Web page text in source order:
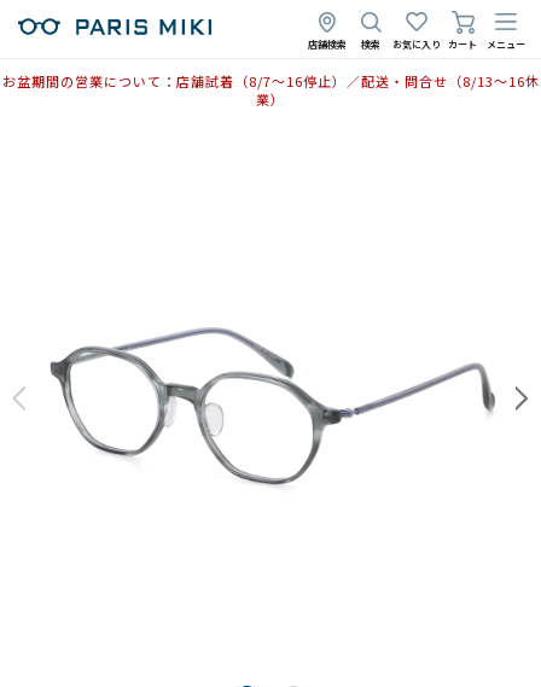
店舗検索 検索 お気に入り カート メニュー
お盆期間の営業について：店舗試着（8/7〜16停止）／配送・問合せ（8/13〜16休
業）